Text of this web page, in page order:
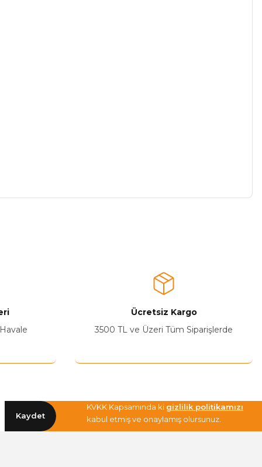
Ücretsiz Kargo
3500 TL ve Üzeri Tüm Siparişlerde
Kaydet
KVKK Kapsamında ki gizlilik politikamızı
kabul etmiş ve onaylamış olursunuz.